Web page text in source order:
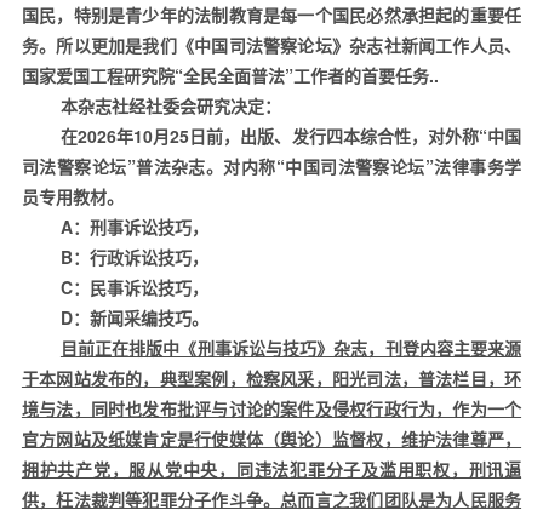
国民，特别是青少年的法制教育是每一个国民必然承担起的重要任
务。所以更加是我们《中国司法警察论坛》杂志社新闻工作人员、
国家爱国工程研究院“全民全面普法”工作者的首要任务..
本杂志社经社委会研究决定：
在2026年10月25日前，出版、发行四本综合性，对外称“中国
司法警察论坛”普法杂志。对内称“中国司法警察论坛”法律事务学
员专用教材。
A：刑事诉讼技巧，
B：行政诉讼技巧，
C：民事诉讼技巧，
D：新闻采编技巧。
目前正在排版中《刑事诉讼与技巧》杂志，刊登内容主要来源
于本网站发布的，典型案例，检察风采，阳光司法，普法栏目，环
境与法，同时也发布批评与讨论的案件及侵权行政行为，作为一个
官方网站及纸媒肯定是行使媒体（舆论）监督权，维护法律尊严，
拥护共产党，服从党中央，同违法犯罪分子及滥用职权，刑讯逼
供，枉法裁判等犯罪分子作斗争。总而言之我们团队是为人民服务